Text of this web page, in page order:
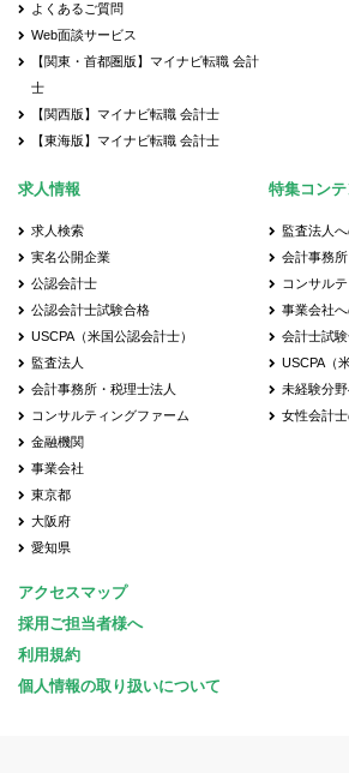
よくあるご質問
Web面談サービス
【関東・首都圏版】マイナビ転職 会計
士
【関西版】マイナビ転職 会計士
【東海版】マイナビ転職 会計士
求人情報
求人検索
実名公開企業
公認会計士
公認会計士試験合格
USCPA（米国公認会計士）
監査法人
会計事務所・税理士法人
コンサルティングファーム
金融機関
事業会社
東京都
大阪府
愛知県
特集コンテ
監査法人
会計事務
コンサル
事業会社
会計士試
USCPA（
未経験分
女性会計
アクセスマップ
採用ご担当者様へ
利用規約
個人情報の取り扱いについて